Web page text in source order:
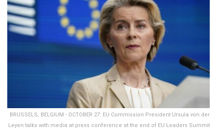
BRUSSELS, BELGIUM - OCTOBER 27: EU Commission President Ursula von der
Leyen talks with media at press conference at the end of EU Leaders Summit